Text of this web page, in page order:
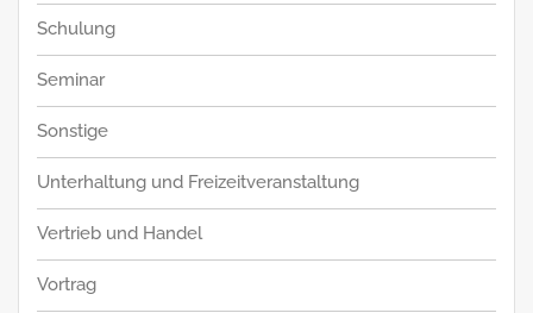
Schulung
Seminar
Sonstige
Unterhaltung und Freizeitveranstaltung
Vertrieb und Handel
Vortrag